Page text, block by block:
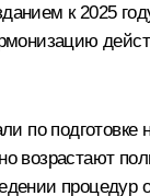
к 2025
по подготовке
возрастают